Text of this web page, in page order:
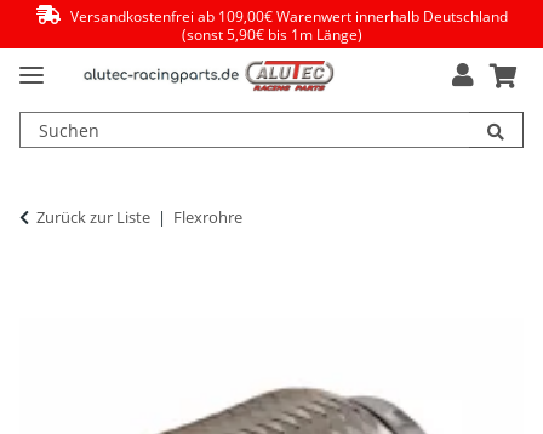
Versandkostenfrei ab 109,00€ Warenwert innerhalb Deutschland
(sonst 5,90€ bis 1m Länge)
Zurück zur Liste Flexrohre